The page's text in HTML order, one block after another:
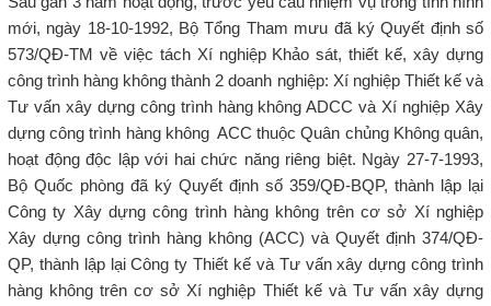
mới, ngày 18-10-1992, Bộ Tổng Tham mưu đã ký Quyết định số
573/QĐ-TM về việc tách Xí nghiệp Khảo sát, thiết kế, xây dựng
công trình hàng không thành 2 doanh nghiệp: Xí nghiệp Thiết kế và
Tư vấn xây dựng công trình hàng không ADCC và Xí nghiệp Xây
dựng công trình hàng không ACC thuộc Quân chủng Không quân,
hoạt động độc lập với hai chức năng riêng biệt. Ngày 27-7-1993,
Bộ Quốc phòng đã ký Quyết định số 359/QĐ-BQP, thành lập lại
Công ty Xây dựng công trình hàng không trên cơ sở Xí nghiệp
Xây dựng công trình hàng không (ACC) và Quyết định 374/QĐ-
QP, thành lập lại Công ty Thiết kế và Tư vấn xây dựng công trình
hàng không trên cơ sở Xí nghiệp Thiết kế và Tư vấn xây dựng